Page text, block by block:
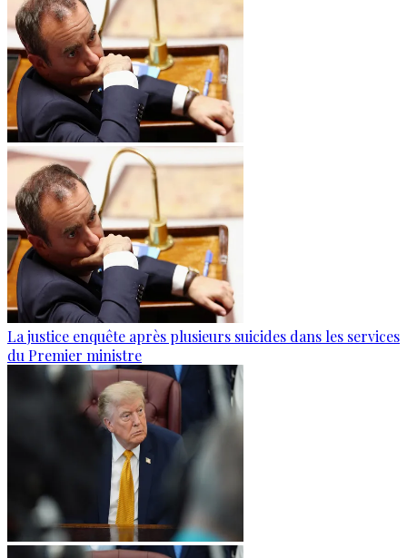
La justice enquête après plusieurs suicides dans les services
du Premier ministre